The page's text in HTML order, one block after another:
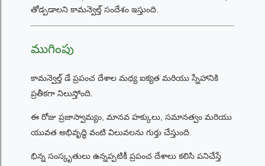
తోడ్పడాలని కామన్వెల్త్ సందేశం ఇస్తుంది.
ముగింపు
కామన్వెల్త్ డే ప్రపంచ దేశాల మధ్య ఐక్యత మరియు స్నేహానికి
ప్రతీకగా నిలుస్తోంది.
ఈ రోజు ప్రజాస్వామ్యం, మానవ హక్కులు, సమానత్వం మరియు
యువత అభివృద్ధి వంటి విలువలను గుర్తు చేస్తుంది.
భిన్న సంస్కృతులు ఉన్నప్పటికీ ప్రపంచ దేశాలు కలిసి పనిచేస్తే